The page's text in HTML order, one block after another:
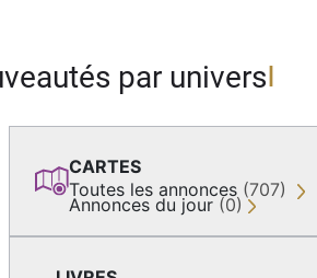
par univers
CARTES
Toutes les annonces (707)
Annonces du jour (0)